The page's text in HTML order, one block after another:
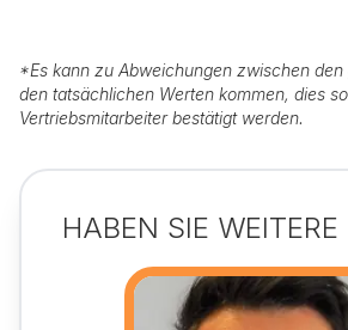
*Es kann zu Abweichungen zwischen
den tatsächlichen Werten kommen, dies
Vertriebsmitarbeiter bestätigt werden.
HABEN SIE WEITERE